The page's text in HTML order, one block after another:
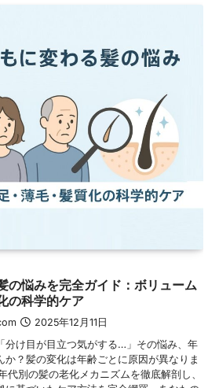
の悩みを完全ガイド：ボリューム
の科学的ケア
2025年12月11日
分け目が目立つ気がする…」その悩み、年
？髪の変化は年齢ごとに原因が異なりま
代別の髪の老化メカニズムを徹底解剖し、